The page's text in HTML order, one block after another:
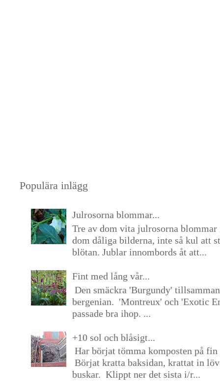
Populära inlägg
Julrosorna blommar...
Tre av dom vita julrosorna blommar
dom dåliga bilderna, inte så kul att
blötan. Jublar innombords åt att...
Fint med lång vår...
Den smäckra 'Burgundy'
bergenian. 'Montreux' och 'Exotic
passade bra ihop. ...
+10 sol och blåsigt...
Har börjat tömma komposten på
Börjat kratta baksidan, krattat in
buskar. Klippt ner det sista i/r...